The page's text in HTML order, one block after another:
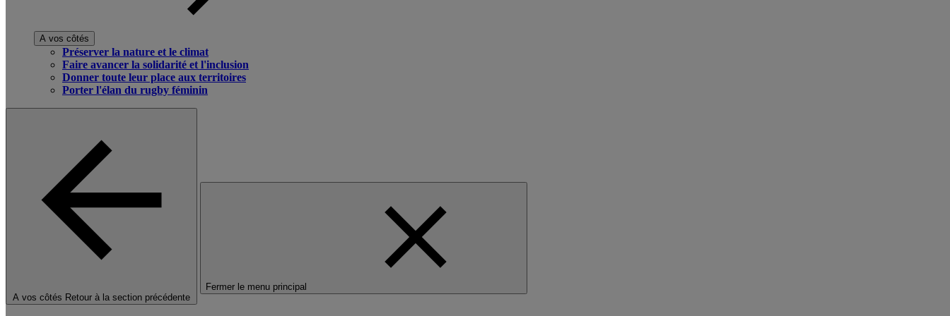
A vos côtés
Préserver la nature et le climat
Faire avancer la solidarité et l'inclusion
Donner toute leur place aux territoires
Porter l'élan du rugby féminin
A vos côtés Retour à la section précédente
Fermer le menu principal